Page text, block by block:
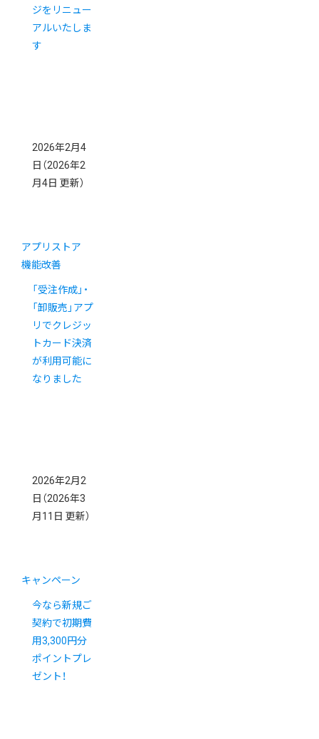
ジをリニュー
アルいたしま
す
2026年2月4
日 （2026年2
月4日 更新）
アプリストア
機能改善
「受注作成」・
「卸販売」アプ
リでクレジッ
トカード決済
が利用可能に
なりました
2026年2月2
日 （2026年3
月11日 更新）
キャンペーン
今なら新規ご
契約で初期費
用3,300円分
ポイントプレ
ゼント！